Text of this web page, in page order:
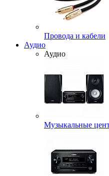
Провода и кабели
Аудио
Аудио
Музыкальные